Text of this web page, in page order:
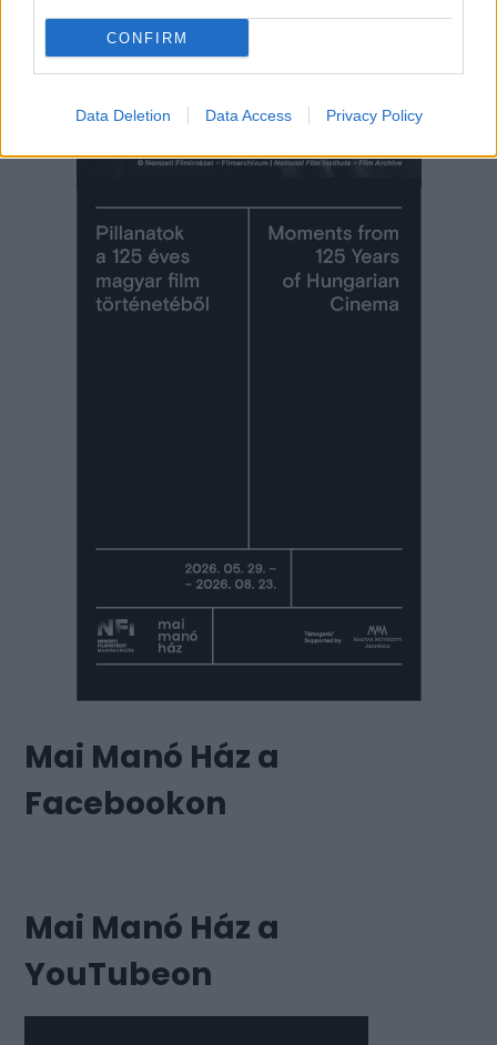
CONFIRM
Data Deletion Data Access Privacy Policy
Mai Manó Ház a
Facebookon
Mai Manó Ház a
YouTubeon